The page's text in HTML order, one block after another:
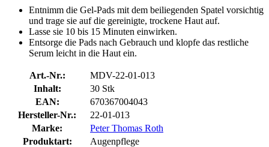
Entnimm die Gel-Pads mit dem beiliegenden Spatel vorsichtig
und trage sie auf die gereinigte, trockene Haut auf.
Lasse sie 10 bis 15 Minuten einwirken.
Entsorge die Pads nach Gebrauch und klopfe das restliche
Serum leicht in die Haut ein.
Art.-Nr.:
MDV-22-01-013
Inhalt:
30 Stk
EAN:
670367004043
Hersteller-Nr.:
22-01-013
Marke:
Peter Thomas Roth
Produktart:
Augenpflege